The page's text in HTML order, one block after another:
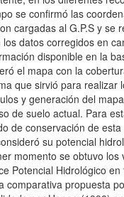
se confirmó las
cargadas al G.P.S y se
los datos corregidos en
disponible en la
el mapa con la
que sirvió para realizar
y generación del
de suelo actual. Para
de conservación de
su potencial
momento se obtuvo los
Potencial Hidrológico
comparativa propuesta